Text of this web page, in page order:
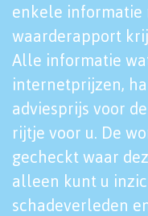
enkele informatie
waarderapport
Alle informatie
internetprijzen,
adviesprijs voor
rijtje voor u. De
gecheckt waar
alleen kunt u
schadeverleden